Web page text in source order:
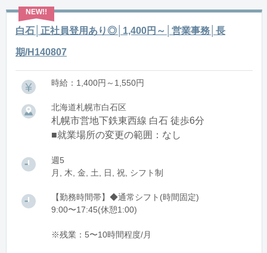
白石│正社員登用あり◎│1,400円～│営業事務│長
期/H140807
時給：1,400円～1,550円
北海道札幌市白石区
札幌市営地下鉄東西線 白石 徒歩6分
■就業場所の変更の範囲：なし
週5
月, 木, 金, 土, 日, 祝, シフト制
【勤務時間帯】◆通常シフト(時間固定)
9:00〜17:45(休憩1:00)
※残業：5〜10時間程度/月